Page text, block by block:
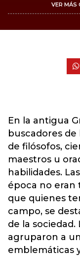
VER MÁS
En la antigua
buscadores
de filósofos,
maestros u
habilidades.
época no eran
que quienes
campo, se
de la sociedad.
agruparon a
emblemáticas